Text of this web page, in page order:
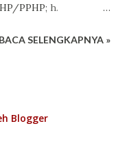
pelaksanaan
PPHP; h.
54 Tahun 2010 ke
yang ditetapkan
dan menerima hasil
BACA SELENGKAPNYA »
Blogger